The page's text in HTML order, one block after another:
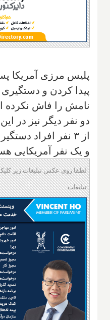
پلیس مرزی آمریکا
پیدا کردن و
نامش را فاش نکرده
دو نفر دیگر نیز در
از ۳ نفر افراد
و یک نفر آمریکایی
لطفا روی عکس تبلیغات زیر
تبلیغات